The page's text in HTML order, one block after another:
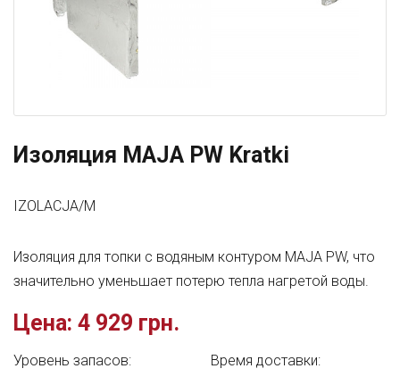
Изоляция MAJA PW Kratki
IZOLACJA/M
Изоляция для топки с водяным контуром MAJA PW, что
значительно уменьшает потерю тепла нагретой воды.
Цена: 4 929 грн.
Уровень запасов: Время доставки: